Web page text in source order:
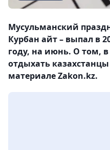
Мусульманский
Курбан айт – выпал в
году, на июнь. О том,
отдыхать
материале Zakon.kz.